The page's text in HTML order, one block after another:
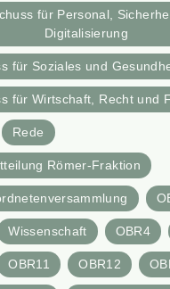
für Personal,
Digitalisierung
für Soziales und
für Wirtschaft, Recht und
Rede
Römer-Fraktion
Wissenschaft OBR4
OBR11 OBR12